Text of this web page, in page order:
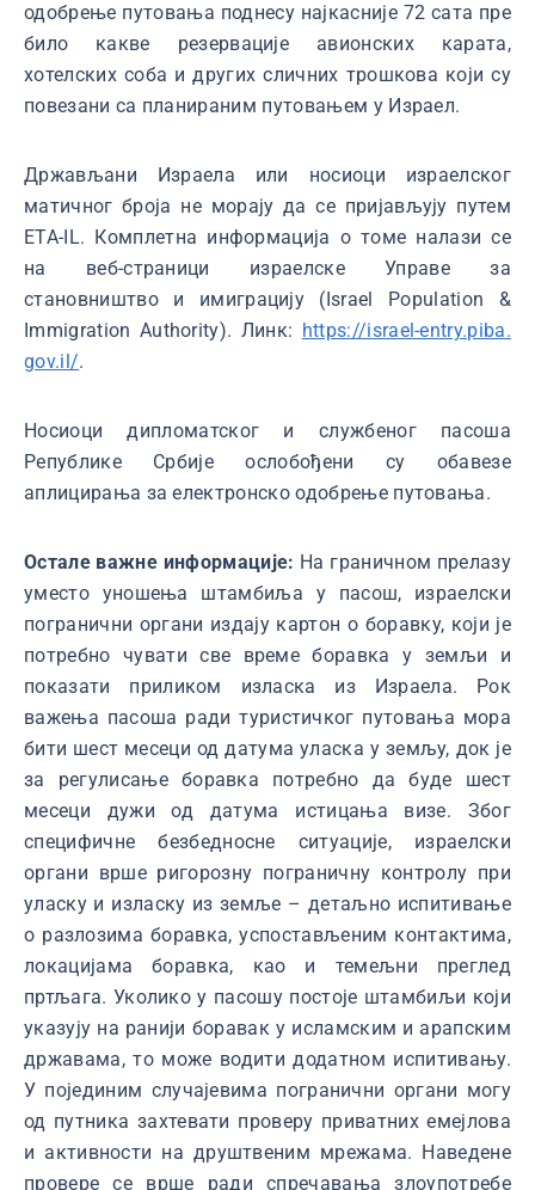
одобрење путовања поднесу најкасније 72 сата пре
било какве резервације авионских карата,
хотелских соба и других сличних трошкова који су
повезани са планираним путовањем у Израел.
Држављани Израела или носиоци израелског
матичног броја не морају да се пријављују путем
ЕТА-IL. Комплетна информација о томе налази се
на веб-страници израелске Управе за
становништво и имиграцију (Israel Population &
Immigration Authority). Линк: https://israel-entry.piba.
gov.il/.
Носиоци дипломатског и службеног пасоша
Републике Србије ослобођени су обавезе
аплицирања за електронско одобрење путовања.
Oстале важне информације: На граничном прелазу
уместо уношења штамбиља у пасош, израелски
погранични органи издају картон о боравку, који је
потребно чувати све време боравка у земљи и
показати приликом изласка из Израела. Рок
важења пасоша ради туристичког путовања мора
бити шест месеци од датума уласка у земљу, док је
за регулисање боравка потребно да буде шест
месеци дужи од датума истицања визе. Због
специфичне безбедносне ситуације, израелски
органи врше ригорозну пограничну контролу при
уласку и изласку из земље – детаљно испитивање
о разлозима боравка, успостављеним контактима,
локацијама боравка, као и темељни преглед
пртљага. Уколико у пасошу постоје штамбиљи који
указују на ранији боравак у исламским и арапским
државама, то може водити додатном испитивању.
У појединим случајевима погранични органи могу
од путника захтевати проверу приватних емејлова
и активности на друштвеним мрежама. Наведене
провере се врше ради спречавања злоупотребе